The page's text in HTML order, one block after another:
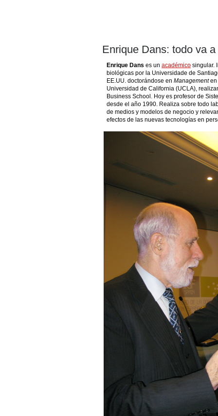
Enrique Dans: todo va
Enrique Dans es un académico singular.
biológicas por la Universidade de
EE.UU. doctorándose en Managementen
Universidad de California (UCLA),
Business School. Hoy es profesor de
desde el año 1990. Realiza sobre todo
de medios y modelos de negocio y
efectos de las nuevas tecnologías en